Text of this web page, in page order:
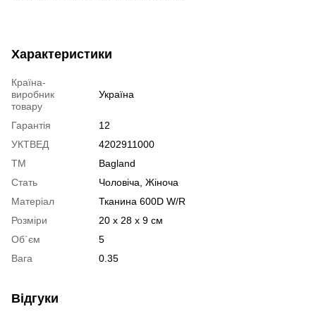
Характеристики
Країна-
виробник
товару
Україна
Гарантія
12
УКТВЕД
4202911000
ТМ
Bagland
Стать
Чоловіча, Жіноча
Матеріал
Тканина 600D W/R
Розміри
20 x 28 x 9 см
Об`єм
5
Вага
0.35
Відгуки